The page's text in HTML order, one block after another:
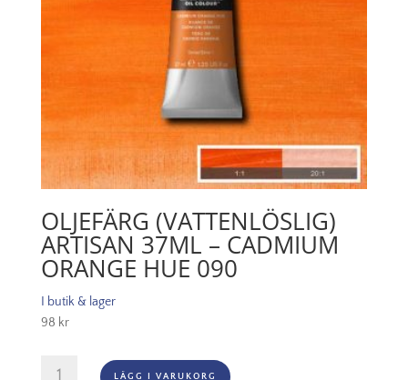
OLJEFÄRG (VATTENLÖSLIG)
ARTISAN 37ML – CADMIUM
ORANGE HUE 090
I butik & lager
98 kr
Oljefärg
LÄGG I VARUKORG